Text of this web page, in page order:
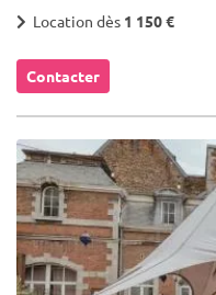
Location dès 1 150 €
Contacter